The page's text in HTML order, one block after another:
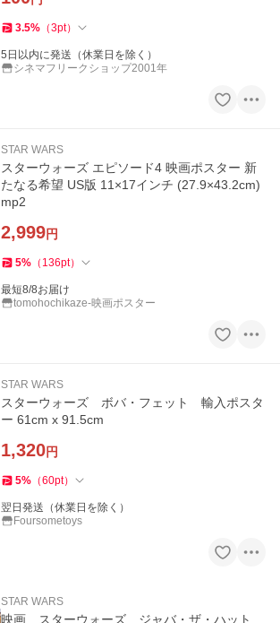
3.5% （3pt）
5日以内に発送（休業日を除く）
シネマフリークショップ2001年
STAR WARS
スターウォーズ エピソード4 映画ポスター 新
たなる希望 US版 11×17インチ (27.9×43.2cm)
mp2
2,999円
5% （ 136pt）
最短8/8お届け
tomohochikaze-映画ポスター
STAR WARS
スターウォーズ ボバ・フェット 輸入ポスタ
ー 61cm x 91.5cm
1,320円
5% （60pt）
翌日発送（休業日を除く）
Foursometoys
STAR WARS
映画 スターウォーズ ジャバ・ザ・ハット